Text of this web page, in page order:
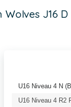
J16 D
U16 Niveau 4 N
U16 Niveau 4 R2